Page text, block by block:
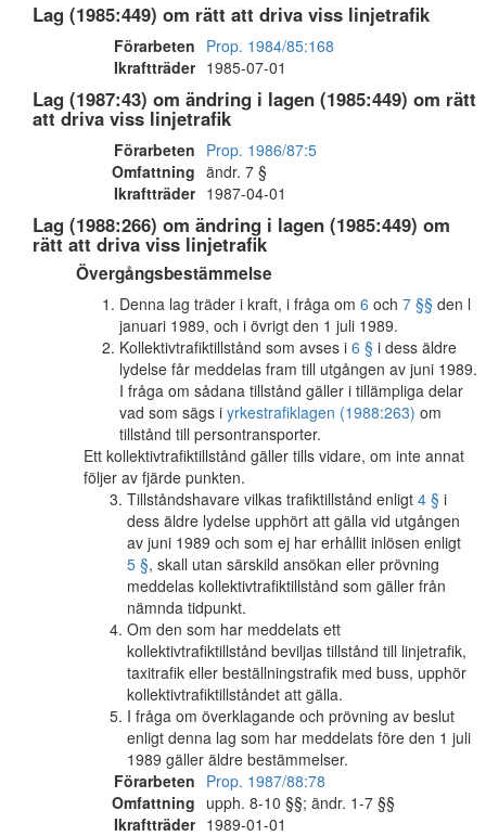
Lag (1985:449) om rätt att driva viss linjetrafik
Förarbeten Prop. 1984/85:168
Ikraftträder 1985-07-01
Lag (1987:43) om ändring i lagen (1985:449) om rätt
att driva viss linjetrafik
Förarbeten Prop. 1986/87:5
Omfattning ändr. 7 §
Ikraftträder 1987-04-01
Lag (1988:266) om ändring i lagen (1985:449) om
rätt att driva viss linjetrafik
Övergångsbestämmelse
Denna lag träder i kraft, i fråga om 6 och 7 §§ den l
januari 1989, och i övrigt den 1 juli 1989.
Kollektivtrafiktillstånd som avses i 6 § i dess äldre
lydelse får meddelas fram till utgången av juni 1989.
I fråga om sådana tillstånd gäller i tillämpliga delar
vad som sägs i yrkestrafiklagen (1988:263) om
tillstånd till persontransporter.
Ett kollektivtrafiktillstånd gäller tills vidare, om inte annat
följer av fjärde punkten.
Tillståndshavare vilkas trafiktillstånd enligt 4 § i
dess äldre lydelse upphört att gälla vid utgången
av juni 1989 och som ej har erhållit inlösen enligt
5 §, skall utan särskild ansökan eller prövning
meddelas kollektivtrafiktillstånd som gäller från
nämnda tidpunkt.
Om den som har meddelats ett
kollektivtrafiktillstånd beviljas tillstånd till linjetrafik,
taxitrafik eller beställningstrafik med buss, upphör
kollektivtrafiktillståndet att gälla.
I fråga om överklagande och prövning av beslut
enligt denna lag som har meddelats före den 1 juli
1989 gäller äldre bestämmelser.
Förarbeten Prop. 1987/88:78
Omfattning upph. 8-10 §§; ändr. 1-7 §§
Ikraftträder 1989-01-01